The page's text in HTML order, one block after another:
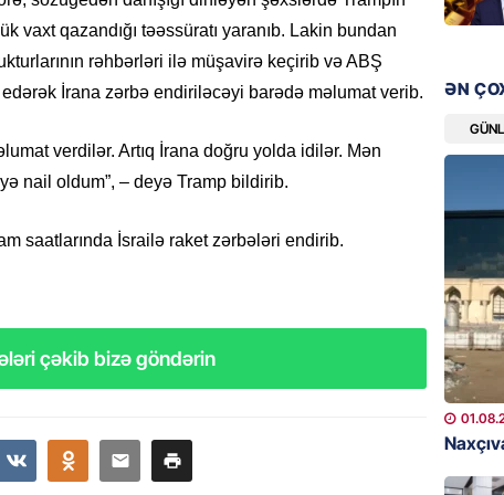
vaxt qazandığı təəssüratı yaranıb. Lakin bundan
rəhbərləri ilə müşavirə keçirib və ABŞ
İrana zərbə endiriləcəyi barədə məlumat verib.
verdilər. Artıq İrana doğru yolda idilər. Mən
nail oldum”, – deyə Tramp bildirib.
saatlarında İsrailə raket zərbələri endirib.
çəkib bizə göndərin
DÜNYA
Ad
95
bağlı
günə
BANNER
Çin
ƏN